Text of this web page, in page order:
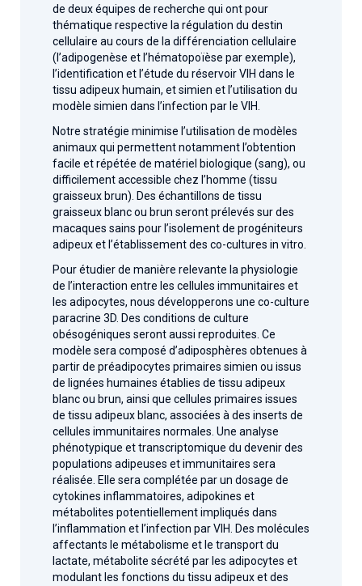
de deux équipes de recherche qui ont pour
thématique respective la régulation du destin
cellulaire au cours de la différenciation cellulaire
(l’adipogenèse et l’hématopoïèse par exemple),
l’identification et l’étude du réservoir VIH dans le
tissu adipeux humain, et simien et l’utilisation du
modèle simien dans l’infection par le VIH.
Notre stratégie minimise l’utilisation de modèles
animaux qui permettent notamment l’obtention
facile et répétée de matériel biologique (sang), ou
difficilement accessible chez l’homme (tissu
graisseux brun). Des échantillons de tissu
graisseux blanc ou brun seront prélevés sur des
macaques sains pour l’isolement de progéniteurs
adipeux et l’établissement des co-cultures in vitro.
Pour étudier de manière relevante la physiologie
de l’interaction entre les cellules immunitaires et
les adipocytes, nous développerons une co-culture
paracrine 3D. Des conditions de culture
obésogéniques seront aussi reproduites. Ce
modèle sera composé d’adiposphères obtenues à
partir de préadipocytes primaires simien ou issus
de lignées humaines établies de tissu adipeux
blanc ou brun, ainsi que cellules primaires issues
de tissu adipeux blanc, associées à des inserts de
cellules immunitaires normales. Une analyse
phénotypique et transcriptomique du devenir des
populations adipeuses et immunitaires sera
réalisée. Elle sera complétée par un dosage de
cytokines inflammatoires, adipokines et
métabolites potentiellement impliqués dans
l’inflammation et l’infection par VIH. Des molécules
affectants le métabolisme et le transport du
lactate, métabolite sécrété par les adipocytes et
modulant les fonctions du tissu adipeux et des